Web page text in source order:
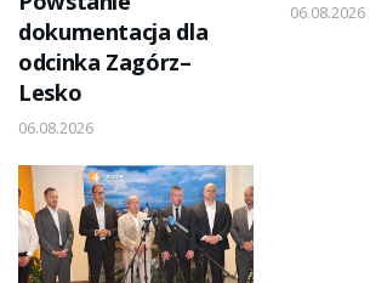
dokumentacja dla
odcinka Zagórz–
Lesko
06.08.2026
06.08.2026